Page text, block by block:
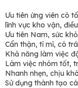
Ưu tiên ứng viên có
lĩnh vực kho vận,
Ưu tiên Nam, sức
Cẩn thận, tỉ mỉ, có
Khả năng làm việc
Làm việc nhóm tốt,
Nhanh nhẹn, chịu
Sử dụng thành tạo